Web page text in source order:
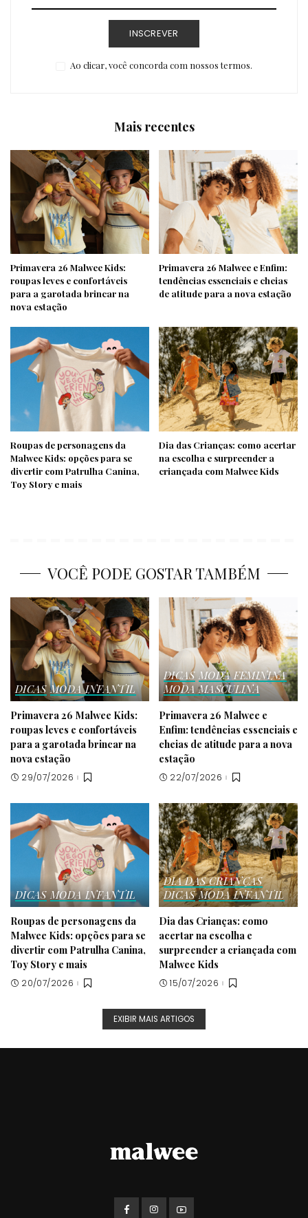
INSCREVER
Ao clicar, você concorda com nossos termos.
Mais recentes
Primavera 26 Malwee Kids:
roupas leves e confortáveis
para a garotada brincar na
nova estação
Primavera 26 Malwee e Enfim:
tendências essenciais e cheias
de atitude para a nova estação
Roupas de personagens da
Malwee Kids: opções para se
divertir com Patrulha Canina,
Toy Story e mais
Dia das Crianças: como acertar
na escolha e surpreender a
criançada com Malwee Kids
VOCÊ PODE GOSTAR TAMBÉM
DICAS MODA INFANTIL
Primavera 26 Malwee Kids:
roupas leves e confortáveis
para a garotada brincar na
nova estação
29/07/2026
DICAS MODA FEMININA
MODA MASCULINA
Primavera 26 Malwee e
Enfim: tendências essenciais e
cheias de atitude para a nova
estação
22/07/2026
DICAS MODA INFANTIL
Roupas de personagens da
Malwee Kids: opções para se
divertir com Patrulha Canina,
Toy Story e mais
20/07/2026
DIA DAS CRIANÇAS
DICAS MODA INFANTIL
Dia das Crianças: como
acertar na escolha e
surpreender a criançada com
Malwee Kids
15/07/2026
EXIBIR MAIS ARTIGOS